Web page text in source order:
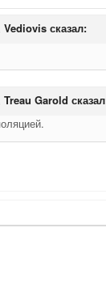
Vediovis сказал:
Treau Garold